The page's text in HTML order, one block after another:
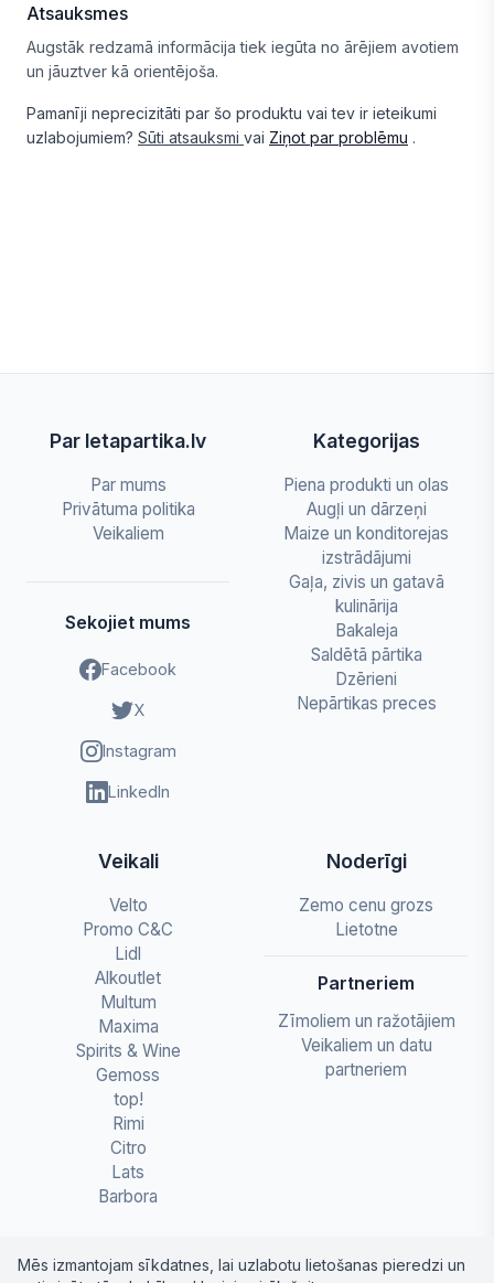
Atsauksmes
Augstāk redzamā informācija tiek iegūta no ārējiem avotiem
un jāuztver kā orientējoša.
Pamanīji neprecizitāti par šo produktu vai tev ir ieteikumi
uzlabojumiem? Sūti atsauksmi vai Ziņot par problēmu .
Par letapartika.lv
Par mums
Privātuma politika
Veikaliem
Sekojiet mums
Facebook
X
Instagram
LinkedIn
Kategorijas
Piena produkti un olas
Augļi un dārzeņi
Maize un konditorejas
izstrādājumi
Gaļa, zivis un gatavā
kulinārija
Bakaleja
Saldētā pārtika
Dzērieni
Nepārtikas preces
Veikali
Velto
Promo C&C
Lidl
Alkoutlet
Multum
Maxima
Spirits & Wine
Gemoss
top!
Rimi
Citro
Lats
Barbora
Noderīgi
Zemo cenu grozs
Lietotne
Partneriem
Zīmoliem un ražotājiem
Veikaliem un datu
partneriem
Mēs izmantojam sīkdatnes, lai uzlabotu lietošanas pieredzi un